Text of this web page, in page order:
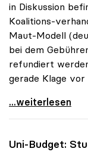
in Diskussion
Koalitions-
Maut-Modell
bei dem
refundiert
gerade Klage vor
Koalition:
...weiterlesen
Uni-Budget: